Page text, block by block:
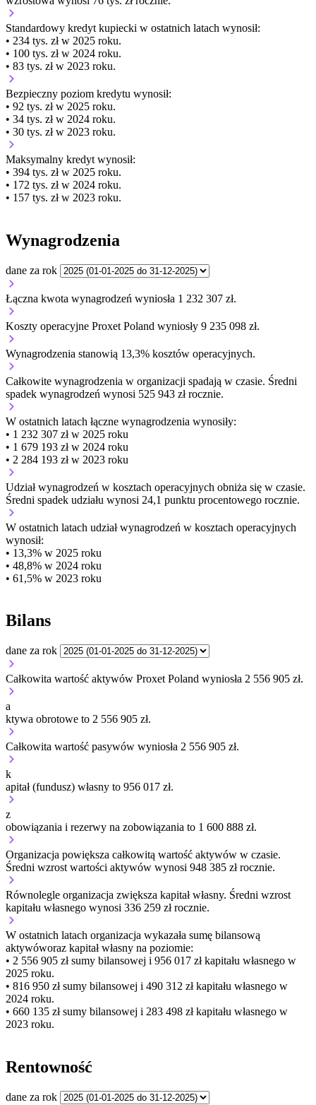
Standardowy kredyt kupiecki w ostatnich latach wynosił:
• 234 tys. zł w 2025 roku.
• 100 tys. zł w 2024 roku.
• 83 tys. zł w 2023 roku.
Bezpieczny poziom kredytu wynosił:
• 92 tys. zł w 2025 roku.
• 34 tys. zł w 2024 roku.
• 30 tys. zł w 2023 roku.
Maksymalny kredyt wynosił:
• 394 tys. zł w 2025 roku.
• 172 tys. zł w 2024 roku.
• 157 tys. zł w 2023 roku.
Wynagrodzenia
dane za rok
Łączna kwota wynagrodzeń wyniosła 1 232 307 zł.
Koszty operacyjne Proxet Poland wyniosły 9 235 098 zł.
Wynagrodzenia stanowią 13,3% kosztów operacyjnych.
Całkowite wynagrodzenia w organizacji spadają w czasie. Średni
spadek wynagrodzeń wynosi 525 943 zł rocznie.
W ostatnich latach łączne wynagrodzenia wynosiły:
• 1 232 307 zł w 2025 roku
• 1 679 193 zł w 2024 roku
• 2 284 193 zł w 2023 roku
Udział wynagrodzeń w kosztach operacyjnych obniża się w czasie.
Średni spadek udziału wynosi 24,1 punktu procentowego rocznie.
W ostatnich latach udział wynagrodzeń w kosztach operacyjnych
wynosił:
• 13,3% w 2025 roku
• 48,8% w 2024 roku
• 61,5% w 2023 roku
Bilans
dane za rok
Całkowita wartość aktywów Proxet Poland wyniosła 2 556 905 zł.
a
ktywa obrotowe to 2 556 905 zł.
Całkowita wartość pasywów wyniosła 2 556 905 zł.
k
apitał (fundusz) własny to 956 017 zł.
z
obowiązania i rezerwy na zobowiązania to 1 600 888 zł.
Organizacja powiększa całkowitą wartość aktywów w czasie.
Średni wzrost wartości aktywów wynosi 948 385 zł rocznie.
Równolegle organizacja zwiększa kapitał własny. Średni wzrost
kapitału własnego wynosi 336 259 zł rocznie.
W ostatnich latach organizacja wykazała sumę bilansową
aktywóworaz kapitał własny na poziomie:
• 2 556 905 złsumy bilansowej i 956 017 zł kapitału własnego w
2025 roku.
• 816 950 złsumy bilansowej i 490 312 zł kapitału własnego w
2024 roku.
• 660 135 złsumy bilansowej i 283 498 zł kapitału własnego w
2023 roku.
Rentowność
dane za rok